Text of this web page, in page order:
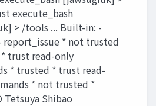
execute_bash
> /tools ... Built-in: -
report_issue * not trusted
trust read-only
* trusted * trust read-
* not trusted *
Shibao